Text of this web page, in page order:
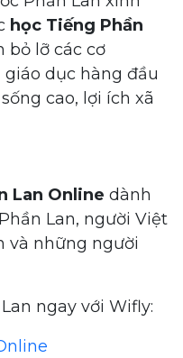
học Tiếng Phần
bỏ lỡ các cơ
dục hàng đầu
cao, lợi ích xã
Lan Online dành
Lan, người Việt
và những người
ngay với Wifly: